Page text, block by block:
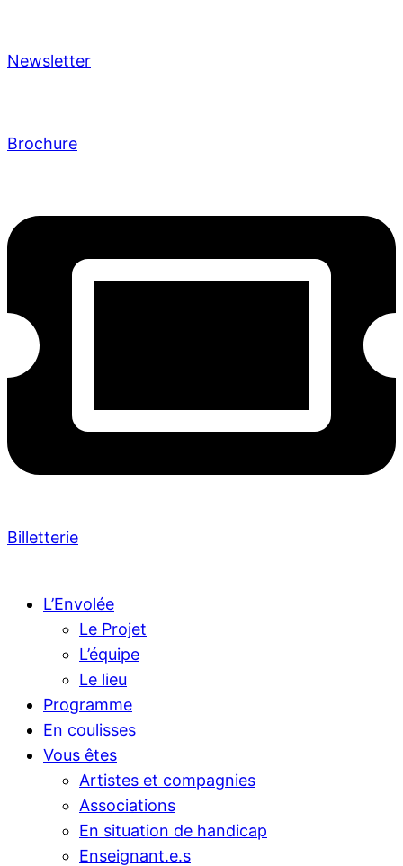
Newsletter
Brochure
Billetterie
L’Envolée
Le Projet
L’équipe
Le lieu
Programme
En coulisses
Vous êtes
Artistes et compagnies
Associations
En situation de handicap
Enseignant.e.s